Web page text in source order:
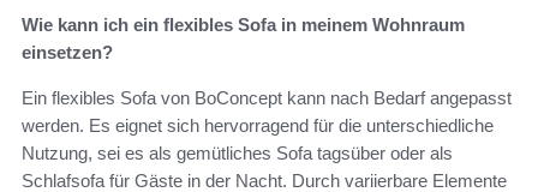
Wie kann ich ein flexibles Sofa in meinem Wohnraum
einsetzen?
Ein flexibles Sofa von BoConcept kann nach Bedarf angepasst
werden. Es eignet sich hervorragend für die unterschiedliche
Nutzung, sei es als gemütliches Sofa tagsüber oder als
Schlafsofa für Gäste in der Nacht. Durch variierbare Elemente